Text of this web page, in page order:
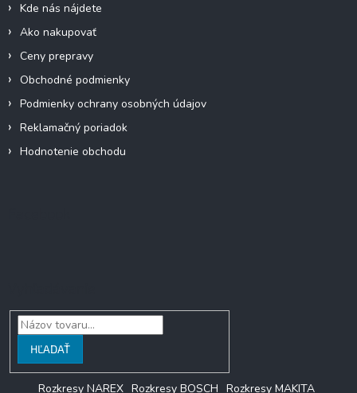
ý
Kde nás nájdete
Ako nakupovať
Ceny prepravy
Obchodné podmienky
Podmienky ochrany osobných údajov
Reklamačný poriadok
Hodnotenie obchodu
HĽADAŤ
Rozkresy NAREX Rozkresy BOSCH Rozkresy MAKITA